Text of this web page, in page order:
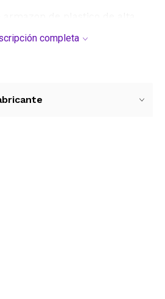
al uso diario. Su diseño
y un estuche para
completa